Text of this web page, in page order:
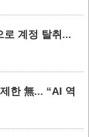
계정 탈취...
한 無... “AI 역